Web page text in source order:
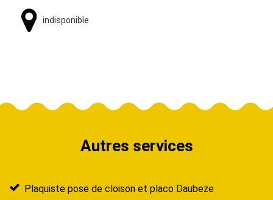
indisponible
Autres services
Plaquiste pose de cloison et placo Daubeze